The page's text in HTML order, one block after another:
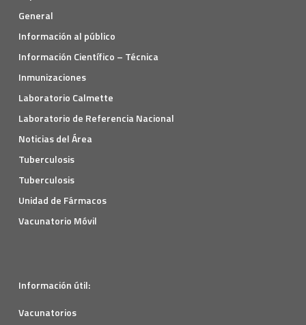
General
Información al público
Información Científico – Técnica
Inmunizaciones
Laboratorio Calmette
Laboratorio de Referencia Nacional
Noticias del Área
Tuberculosis
Tuberculosis
Unidad de Fármacos
Vacunatorio Móvil
Información útil:
Vacunatorios